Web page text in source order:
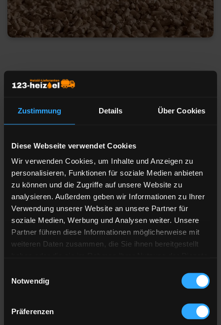
Zustimmung Details Über Cookies
Diese Webseite verwendet Cookies
Wir verwenden Cookies, um Inhalte und Anzeigen zu
personalisieren, Funktionen für soziale Medien anbieten
zu können und die Zugriffe auf unsere Website zu
analysieren. Außerdem geben wir Informationen zu Ihrer
Verwendung unserer Website an unsere Partner für
soziale Medien, Werbung und Analysen weiter. Unsere
Partner führen diese Informationen möglicherweise mit
weiteren Daten zusammen, die Sie ihnen bereitgestellt
Notwendig
Präferenzen
Heizöl-Preisangebot für 91207 Lauf
Liefermenge
Anzahl derLieferstellen
Preis berechnen
Heizöl Standard
von Pritschet GmbH